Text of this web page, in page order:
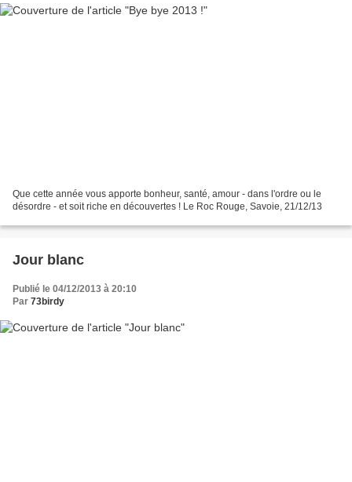
Que cette année vous apporte bonheur, santé, amour - dans l'ordre ou le
désordre - et soit riche en découvertes ! Le Roc Rouge, Savoie, 21/12/13
Jour blanc
Publié le 04/12/2013 à 20:10
Par 73birdy